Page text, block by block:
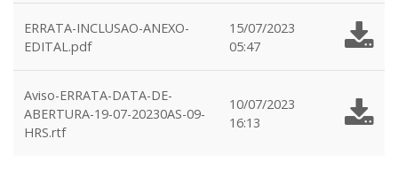
ERRATA-INCLUSAO-ANEXO-
EDITAL.pdf
15/07/2023
05:47
Aviso-ERRATA-DATA-DE-
ABERTURA-19-07-20230AS-09-
HRS.rtf
10/07/2023
16:13